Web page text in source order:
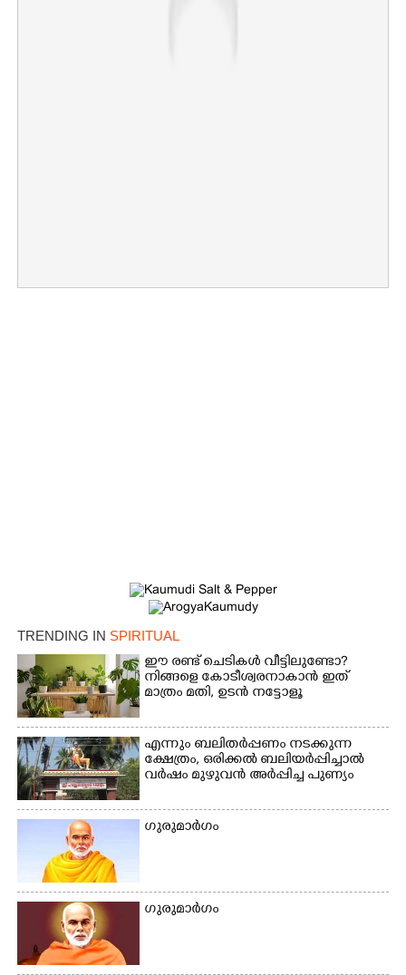
TRENDING IN SPIRITUAL
ഈ രണ്ട് ചെടികൾ വീട്ടിലുണ്ടോ?​
നിങ്ങളെ കോടീശ്വരനാകാൻ ഇത്
മാത്രം മതി,​ ഉടൻ നട്ടോളൂ
എന്നും ബലിതർപ്പണം നടക്കുന്ന
ക്ഷേത്രം,​ ഒരിക്കൽ ബലിയർപ്പിച്ചാൽ
വർഷം മുഴുവൻ അർപ്പിച്ച പുണ്യം
ഗുരുമാർഗം
ഗുരുമാർഗം